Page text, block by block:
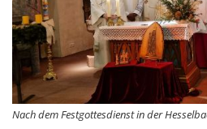
Nach dem Festgottesdienst in der